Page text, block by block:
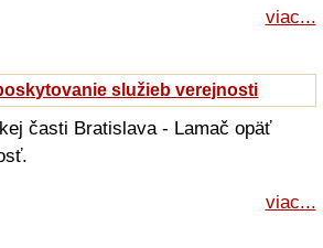
viac...
služieb verejnosti
časti Bratislava - Lamač opäť
viac...